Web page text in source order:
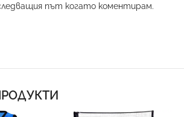
път когато коментирам.